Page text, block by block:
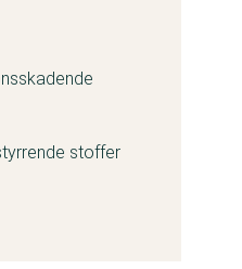
stoffer